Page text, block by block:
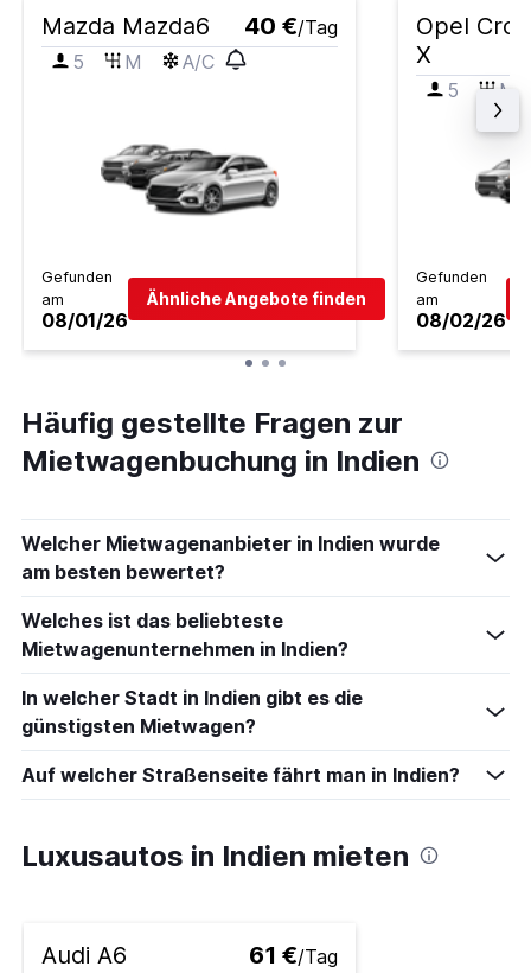
Mazda Mazda6 40 €/Tag
5
M A/C
Gefunden
am
08/01/26
Ähnliche Angebote finden
Opel
X
5 M
Gefunden
am
08/02/26
Häufig gestellte Fragen zur
Mietwagenbuchung in Indien
Welcher Mietwagenanbieter in Indien wurde
am besten bewertet?
Welches ist das beliebteste
Mietwagenunternehmen in Indien?
In welcher Stadt in Indien gibt es die
günstigsten Mietwagen?
Auf welcher Straßenseite fährt man in Indien?
Luxusautos in Indien mieten
Audi A6 61 €/Tag